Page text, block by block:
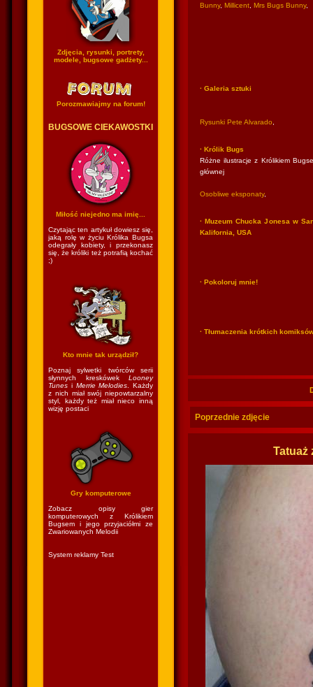
Zdjęcia, rysunki, portrety,
modele, bugsowe gadżety...
Porozmawiajmy na forum!
BUGSOWE CIEKAWOSTKI
Miłość niejedno ma imię...
Czytając ten artykuł dowiesz się,
jaką rolę w życiu Królika Bugsa
odegrały kobiety, i przekonasz
się, że króliki też potrafią kochać
;)
Kto mnie tak urządził?
Poznaj sylwetki twórców serii
słynnych kreskówek Looney
Tunes i Merrie Melodies . Każdy
z nich miał swój niepowtarzalny
styl, każdy też miał nieco inną
wizję postaci
Gry komputerowe
Zobacz opisy gier
komputerowych z Królikiem
Bugsem i jego przyjaciółmi ze
Zwariowanych Melodii
System reklamy Test
Bunny, Millicent Mrs Bugs Bunny,
· Galeria sztuki
Rysunki Pete Alvarado
· Królik Bugs
Różne ilustracje z Królikiem
głównej
Osobliwe eksponaty,
· Muzeum Chucka Jonesa w
Kalifornia, USA
· Pokoloruj mnie!
· Tłumaczenia krótkich
Poprzednie zdjęcie
Tatuaż